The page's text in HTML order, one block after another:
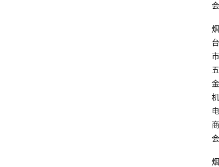
会
烟
台
市
五
金
机
电
商
会
烟